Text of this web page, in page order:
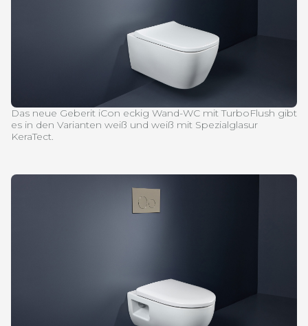
Das neue Geberit iCon eckig Wand-WC mit TurboFlush gibt
es in den Varianten weiß und weiß mit Spezialglasur
KeraTect.